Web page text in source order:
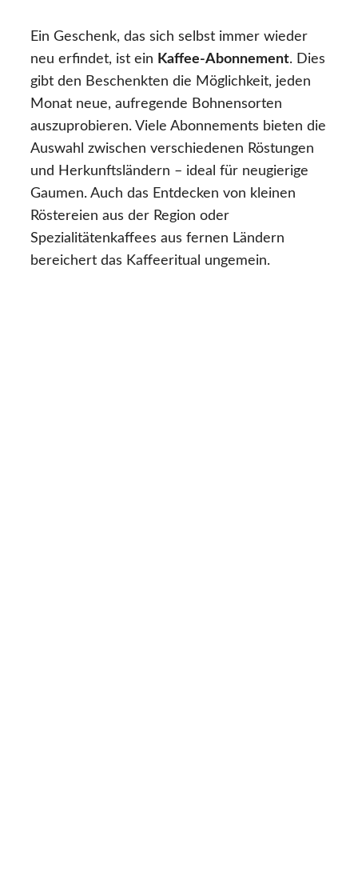
Ein Geschenk, das sich selbst immer wieder
neu erfindet, ist ein Kaffee-Abonnement. Dies
gibt den Beschenkten die Möglichkeit, jeden
Monat neue, aufregende Bohnensorten
auszuprobieren. Viele Abonnements bieten die
Auswahl zwischen verschiedenen Röstungen
und Herkunftsländern – ideal für neugierige
Gaumen. Auch das Entdecken von kleinen
Röstereien aus der Region oder
Spezialitätenkaffees aus fernen Ländern
bereichert das Kaffeeritual ungemein.